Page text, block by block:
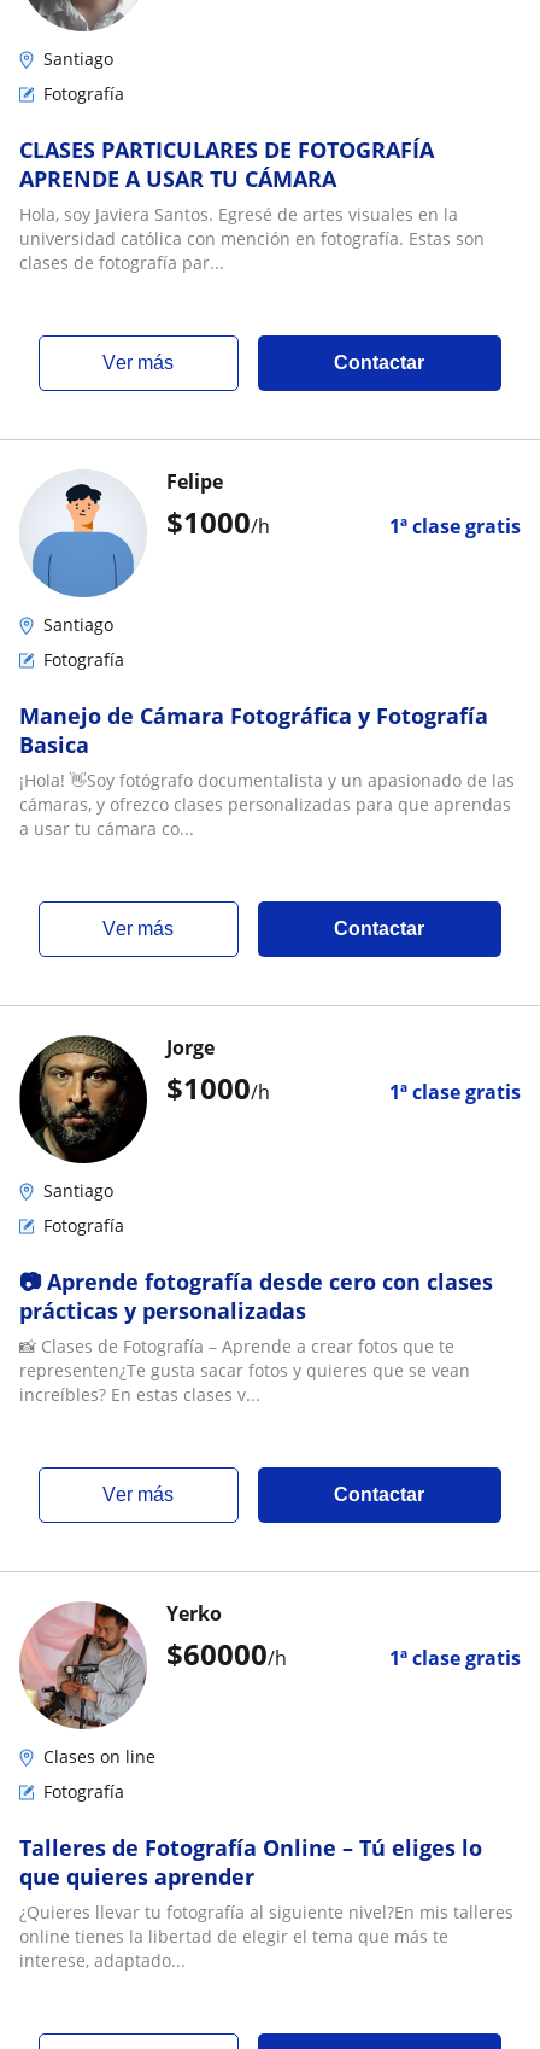
Santiago
Fotografía
CLASES PARTICULARES DE FOTOGRAFÍA
APRENDE A USAR TU CÁMARA
Hola, soy Javiera Santos. Egresé de artes visuales en la
universidad católica con mención en fotografía. Estas son
clases de fotografía par...
ver más Contactar
$1000/h 1ª clase gratis
Felipe
Santiago
Fotografía
Manejo de Cámara Fotográfica y Fotografía
Basica
¡Hola! 👋Soy fotógrafo documentalista y un apasionado de las
cámaras, y ofrezco clases personalizadas para que aprendas
a usar tu cámara co...
ver más Contactar
$1000/h 1ª clase gratis
Jorge
Santiago
Fotografía
📷 Aprende fotografía desde cero con clases
prácticas y personalizadas
📸 Clases de Fotografía – Aprende a crear fotos que te
representen¿Te gusta sacar fotos y quieres que se vean
increíbles? En estas clases v...
ver más Contactar
$60000/h 1ª clase gratis
Yerko
Clases on line
Fotografía
Talleres de Fotografía Online – Tú eliges lo
que quieres aprender
¿Quieres llevar tu fotografía al siguiente nivel?En mis talleres
online tienes la libertad de elegir el tema que más te
interese, adaptado...